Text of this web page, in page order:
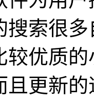
搜索很
较优质
且更新